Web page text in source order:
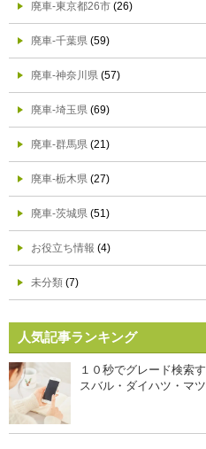
廃車-東京都26市 (26)
廃車-千葉県 (59)
廃車-神奈川県 (57)
廃車-埼玉県 (69)
廃車-群馬県 (21)
廃車-栃木県 (27)
廃車-茨城県 (51)
お役立ち情報 (4)
未分類 (7)
人気記事ランキング
１０秒でグレード検索
スバル・ダイハツ・マ